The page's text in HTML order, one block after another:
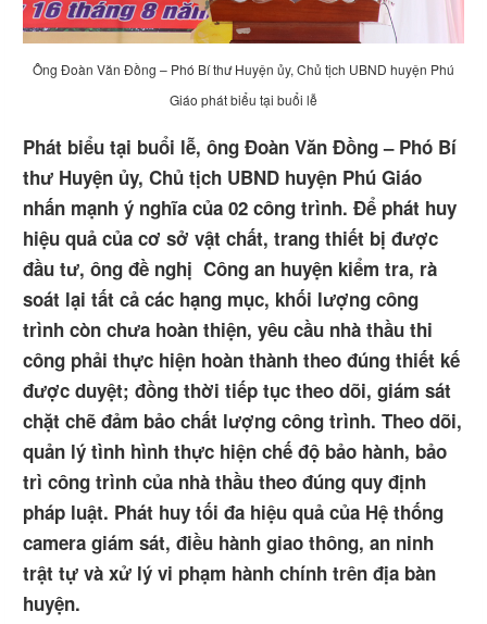
Ông Đoàn Văn Đồng – Phó Bí thư Huyện ủy, Chủ tịch UBND huyện Phú
Giáo phát biểu tại buổi lễ
Phát biểu tại buổi lễ, ông Đoàn Văn Đồng – Phó Bí
thư Huyện ủy, Chủ tịch UBND huyện Phú Giáo
nhấn mạnh ý nghĩa của 02 công trình. Để phát huy
hiệu quả của cơ sở vật chất, trang thiết bị được
đầu tư, ông đề nghị Công an huyện kiểm tra, rà
soát lại tất cả các hạng mục, khối lượng công
trình còn chưa hoàn thiện, yêu cầu nhà thầu thi
công phải thực hiện hoàn thành theo đúng thiết kế
được duyệt; đồng thời tiếp tục theo dõi, giám sát
chặt chẽ đảm bảo chất lượng công trình. Theo dõi,
quản lý tình hình thực hiện chế độ bảo hành, bảo
trì công trình của nhà thầu theo đúng quy định
pháp luật. Phát huy tối đa hiệu quả của Hệ thống
camera giám sát, điều hành giao thông, an ninh
trật tự và xử lý vi phạm hành chính trên địa bàn
huyện.